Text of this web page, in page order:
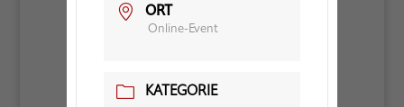
ORT
Online-Event
KATEGORIE